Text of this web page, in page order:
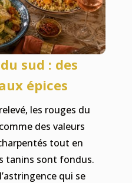
sud : des
épices
les rouges du
des valeurs
tout en
tanins sont fondus.
qui se